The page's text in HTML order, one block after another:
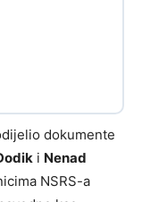
dokumente
i Nenad
NSRS-a